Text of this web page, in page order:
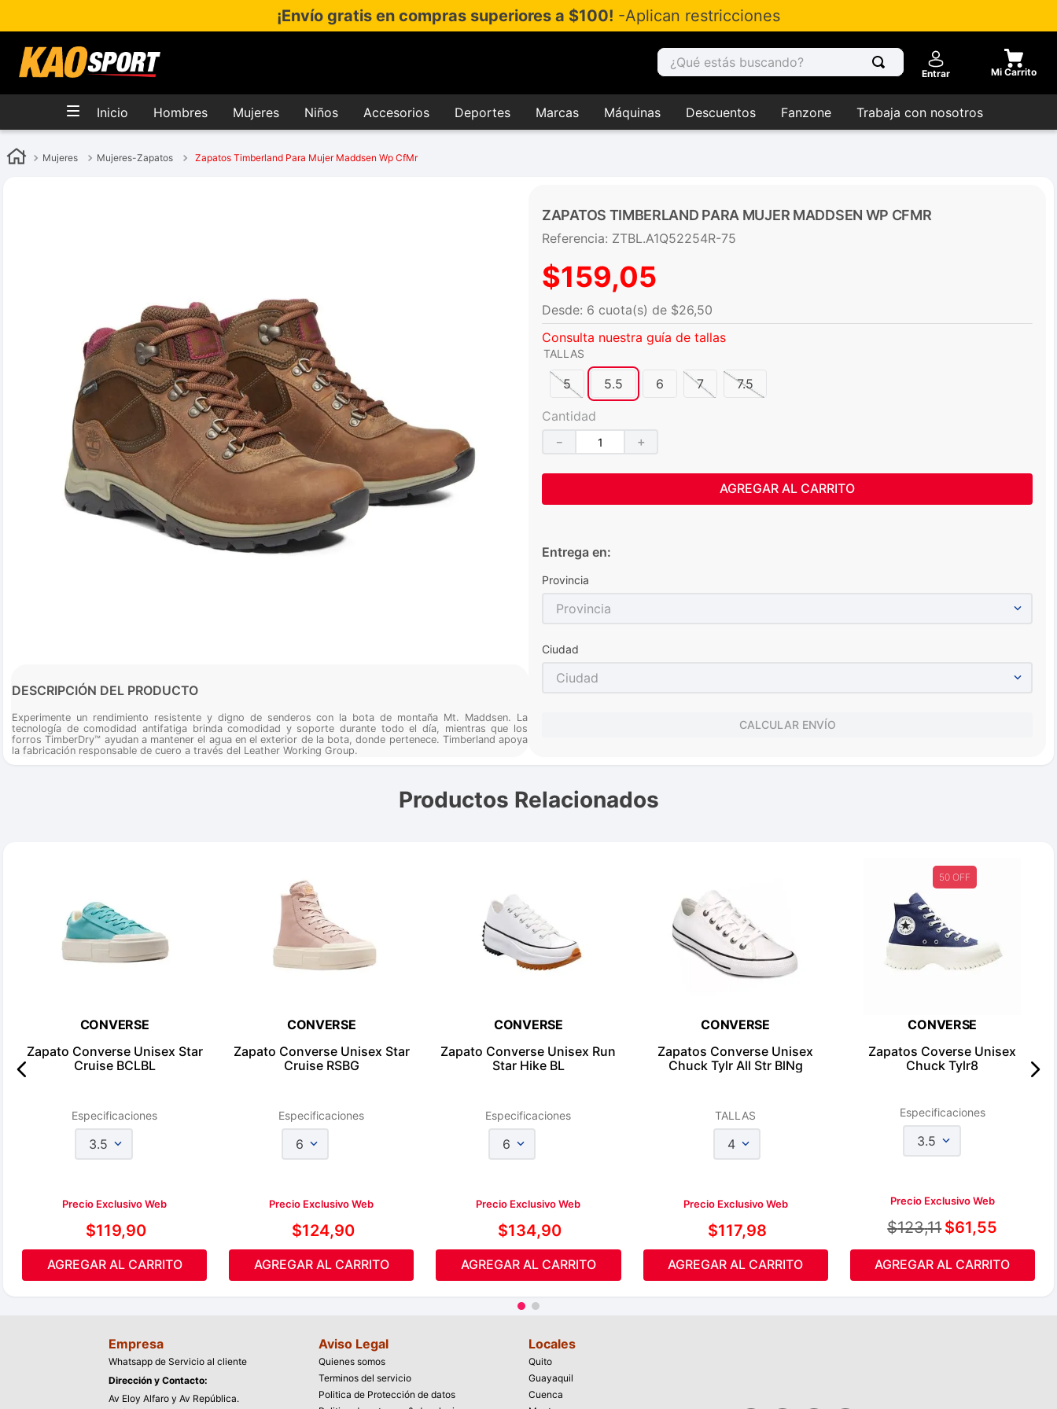
¡Envío gratis en compras superiores a $100! -Aplican restricciones
¿Qué estás buscando?
Entrar
Inicio Hombres Mujeres Niños Accesorios Deportes Marcas Máquinas Descuentos Fanzone Trabaja con nosotros
Mujeres Mujeres-Zapatos Zapatos Timberland Para Mujer Maddsen Wp CfMr
DESCRIPCIÓN DEL PRODUCTO
Experimente un rendimiento resistente y digno de senderos con la bota de montaña Mt. Maddsen. La
tecnología de comodidad antifatiga brinda comodidad y soporte durante todo el día, mientras que los
forros TimberDry™ ayudan a mantener el agua en el exterior de la bota, donde pertenece. Timberland apoya
la fabricación responsable de cuero a través del Leather Working Group.
ZAPATOS TIMBERLAND PARA MUJER MADDSEN WP CFMR
Referencia: ZTBL.A1Q52254R-75
$159,05
$26,50
Consulta nuestra guía de tallas
TALLAS
5 5.5 6 7 7.5
Cantidad
＋
－
AGREGAR AL CARRITO
Entrega en:
Provincia
Provincia
Ciudad
Ciudad
CALCULAR ENVÍO
Productos Relacionados
CONVERSE
Zapato Converse Unisex Star
Cruise BCLBL
Especificaciones
3.5
Precio Exclusivo Web
$119,90
AGREGAR AL CARRITO
CONVERSE
Zapato Converse Unisex Star
Cruise RSBG
Especificaciones
6
Precio Exclusivo Web
$124,90
AGREGAR AL CARRITO
CONVERSE
Zapato Converse Unisex Run
Star Hike BL
Especificaciones
6
Precio Exclusivo Web
$134,90
AGREGAR AL CARRITO
CONVERSE
Zapatos Converse Unisex
Chuck Tylr All Str BlNg
TALLAS
4
Precio Exclusivo Web
$117,98
AGREGAR AL CARRITO
50 OFF
CONVERSE
Zapatos Coverse Unisex
Chuck Tylr8
Especificaciones
3.5
Precio Exclusivo Web
$123,11$61,55
AGREGAR AL CARRITO
Empresa
Whatsapp de Servicio al cliente
Dirección y Contacto:
Av Eloy Alfaro y Av República.
Aviso Legal
Quienes somos
Terminos del servicio
Politica de Protección de datos
Locales
Quito
Guayaquil
Cuenca